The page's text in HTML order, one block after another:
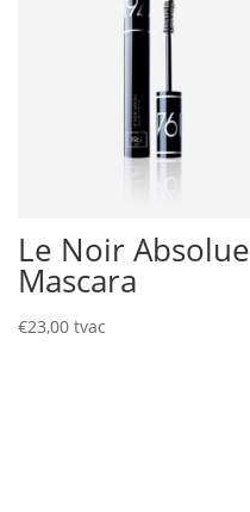
Le Noir Absolue
Mascara
€23,00 tvac